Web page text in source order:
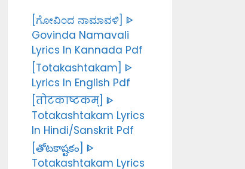
[ಗೋವಿಂದ ನಾಮಾವಳಿ] ᐈ
Govinda Namavali
Lyrics In Kannada Pdf
[Totakashtakam] ᐈ
Lyrics In English Pdf
[तोटकाष्टकम्] ᐈ
Totakashtakam Lyrics
In Hindi/Sanskrit Pdf
[తోటకాష్టకం] ᐈ
Totakashtakam Lyrics